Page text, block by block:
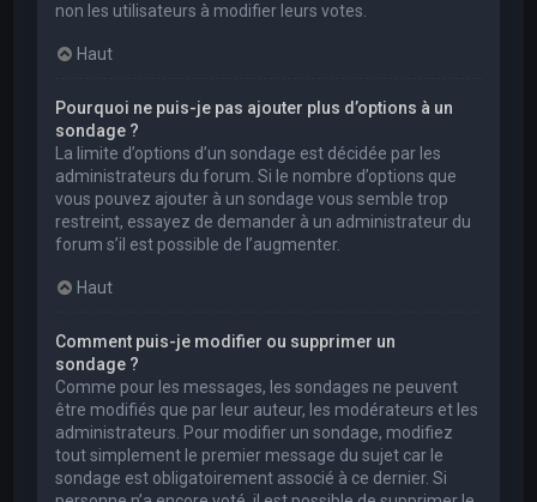
non les utilisateurs à modifier leurs votes.
Haut
Pourquoi ne puis-je pas ajouter plus d’options à un
sondage ?
La limite d’options d’un sondage est décidée par les
administrateurs du forum. Si le nombre d’options que
vous pouvez ajouter à un sondage vous semble trop
restreint, essayez de demander à un administrateur du
forum s’il est possible de l’augmenter.
Haut
Comment puis-je modifier ou supprimer un
sondage ?
Comme pour les messages, les sondages ne peuvent
être modifiés que par leur auteur, les modérateurs et les
administrateurs. Pour modifier un sondage, modifiez
tout simplement le premier message du sujet car le
sondage est obligatoirement associé à ce dernier. Si